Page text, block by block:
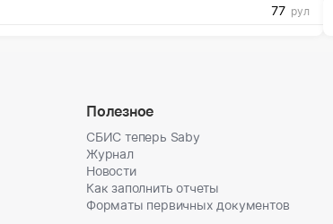
77 рул
Полезное
СБИС теперь Saby
Журнал
Новости
Как заполнить отчеты
Форматы первичных документов